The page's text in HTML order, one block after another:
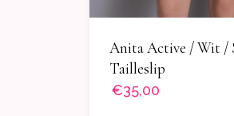
Anita Active / Wit /
Tailleslip
€35,00